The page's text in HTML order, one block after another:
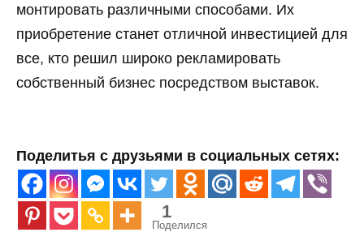
монтировать различными способами. Их
приобретение станет отличной инвестицией для
все, кто решил широко рекламировать
собственный бизнес посредством выставок.
Поделитья с друзьями в социальных сетях:
1
Поделился